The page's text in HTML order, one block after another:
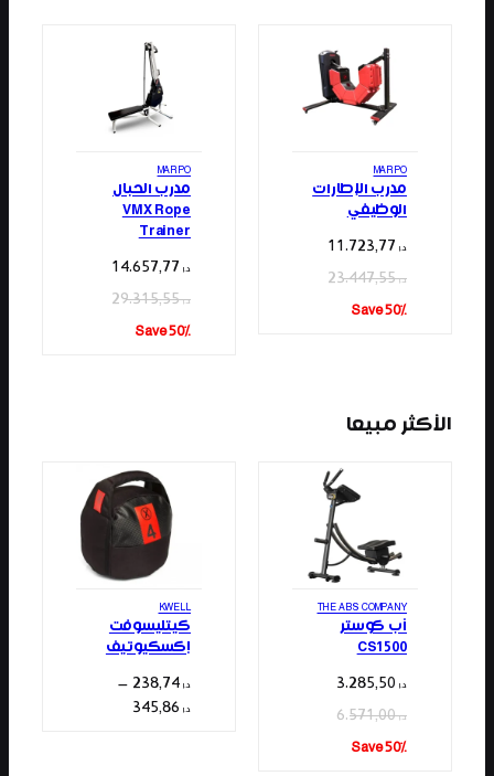
MARPO
مدرب الإطارات
الوظيفي
د.إ11.723,77
د.إ23.447,55
Save 50%
MARPO
مدرب الحبال
VMX Rope
Trainer
د.إ14.657,77
د.إ29.315,55
Save 50%
الأكثر مبيعا
THE ABS COMPANY
أب كوستر
CS1500
د.إ3.285,50
د.إ6.571,00
Save 50%
KWELL
كيتليسوفت
إكسكيوتيف
د.إ238,74
–
د.إ345,86
نطاق